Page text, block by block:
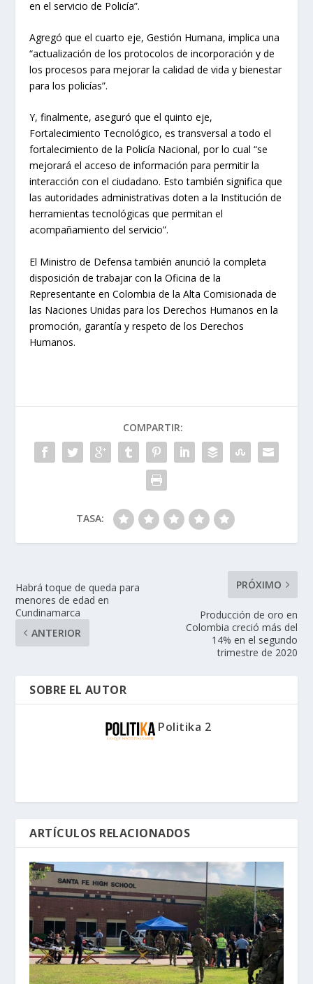
en el servicio de Policía”.
Agregó que el cuarto eje, Gestión Humana, implica una
“actualización de los protocolos de incorporación y de
los procesos para mejorar la calidad de vida y bienestar
para los policías”.
Y, finalmente, aseguró que el quinto eje,
Fortalecimiento Tecnológico, es transversal a todo el
fortalecimiento de la Policía Nacional, por lo cual “se
mejorará el acceso de información para permitir la
interacción con el ciudadano. Esto también significa que
las autoridades administrativas doten a la Institución de
herramientas tecnológicas que permitan el
acompañamiento del servicio”.
El Ministro de Defensa también anunció la completa
disposición de trabajar con la Oficina de la
Representante en Colombia de la Alta Comisionada de
las Naciones Unidas para los Derechos Humanos en la
promoción, garantía y respeto de los Derechos
Humanos.
COMPARTIR:
TASA:
Habrá toque de queda para
menores de edad en
Cundinamarca
ANTERIOR
PRÓXIMO
Producción de oro en
Colombia creció más del
14% en el segundo
trimestre de 2020
SOBRE EL AUTOR
Politika 2
ARTÍCULOS RELACIONADOS